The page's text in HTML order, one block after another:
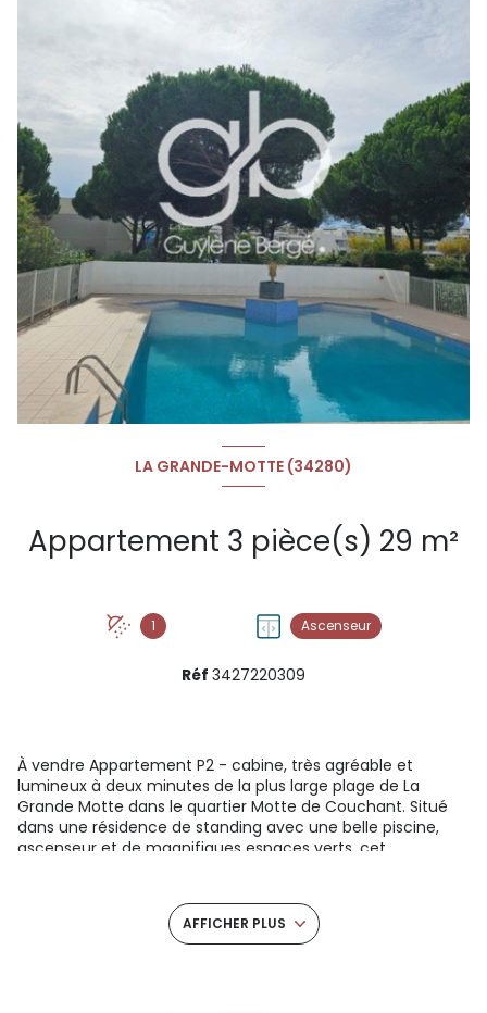
LA GRANDE-MOTTE (34280)
Appartement 3 pièce(s) 29 m²
1 Ascenseur
Réf 3427220309
À vendre Appartement P2 - cabine, très agréable et
lumineux à deux minutes de la plus large plage de La
Grande Motte dans le quartier Motte de Couchant. Situé
dans une résidence de standing avec une belle piscine,
ascenseur et de magnifiques espaces verts, cet
bénéficie d'un environnement calme et d'une vue
entièrement dégagée, sans vis-à-vis. l'appartement se
compose : - d'un séjour lumineux ouvert sur une grande
AFFICHER PLUS